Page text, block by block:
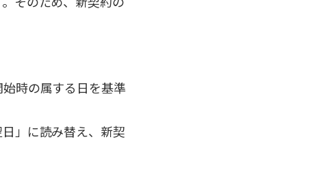
時の属する日を基準
」に読み替え、新契